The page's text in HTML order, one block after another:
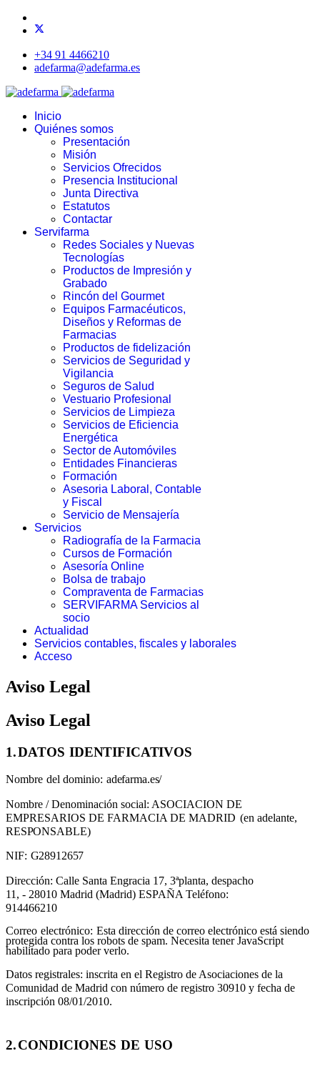
+34 91 4466210
adefarma@adefarma.es
Inicio
Quiénes somos
Presentación
Misión
Servicios Ofrecidos
Presencia Institucional
Junta Directiva
Estatutos
Contactar
Servifarma
Redes Sociales y Nuevas
Tecnologías
Productos de Impresión y
Grabado
Rincón del Gourmet
Equipos Farmacéuticos,
Diseños y Reformas de
Farmacias
Productos de fidelización
Servicios de Seguridad y
Vigilancia
Seguros de Salud
Vestuario Profesional
Servicios de Limpieza
Servicios de Eficiencia
Energética
Sector de Automóviles
Entidades Financieras
Formación
Asesoria Laboral, Contable
y Fiscal
Servicio de Mensajería
Servicios
Radiografía de la Farmacia
Cursos de Formación
Asesoría Online
Bolsa de trabajo
Compraventa de Farmacias
SERVIFARMA Servicios al
socio
Actualidad
Servicios contables, fiscales y laborales
Acceso
Aviso Legal
Aviso Legal
1.DATOS IDENTIFICATIVOS
Nombre del dominio: adefarma.es/
Nombre / Denominación social: ASOCIACION DE
EMPRESARIOS DE FARMACIA DE MADRID (en adelante,
RESPONSABLE)
NIF: G28912657
Dirección: Calle Santa Engracia 17, 3ªplanta, despacho
11, - 28010 Madrid (Madrid) ESPAÑA Teléfono:
914466210
Correo electrónico: Esta dirección de correo electrónico está siendo
protegida contra los robots de spam. Necesita tener JavaScript
habilitado para poder verlo.
Datos registrales: inscrita en el Registro de Asociaciones de la
Comunidad de Madrid con número de registro 30910 y fecha de
inscripción 08/01/2010.
2.CONDICIONES DE USO